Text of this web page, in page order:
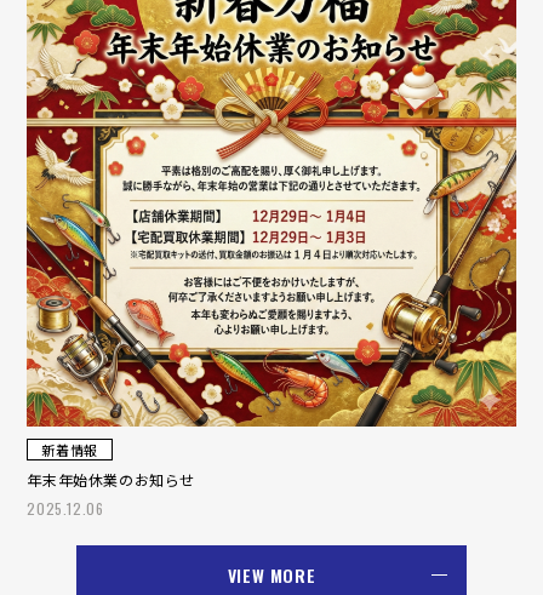
新着情報
年末年始休業のお知らせ
2025.12.06
VIEW MORE